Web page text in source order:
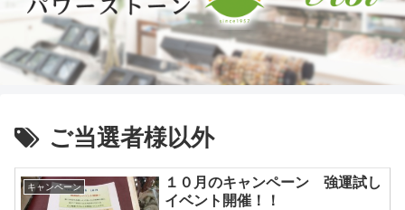
ご当選者様以外
キャンペーン
１０月のキャンペーン 強運試し
イベント開催！！